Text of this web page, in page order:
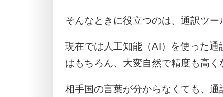
そんなときに役立つのは、通訳ツー
現在では人工知能（AI）を使った
はもちろん、大変自然で精度も高く
相手国の言葉が分からなくても、